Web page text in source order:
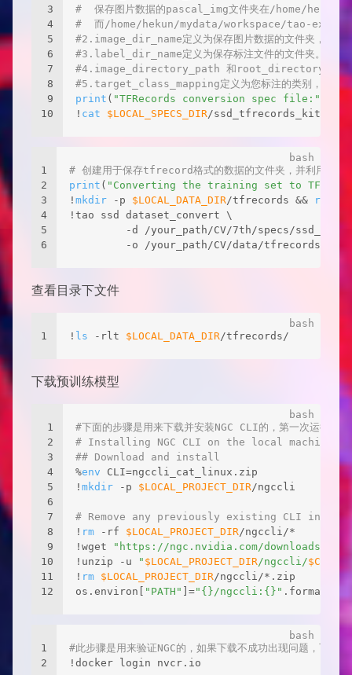
3
4
5
6
7
8
9
10
#  保存图片数据的pascal_img文件夹在/home/
#  而/home/hekun/mydata/workspace/tao-
#2.image_dir_name定义为保存图片数据的文件夹，您
#3.label_dir_name定义为保存标注文件的文件夹。
#4.image_directory_path 和root_directory_path
#5.target_class_mapping定义为您标注的类别，key为
print ( "TFRecords conversion spec file:"
! cat $LOCAL_SPECS_DIR/
1
2
3
4
5
6
# 创建用于保存tfrecord格式的数据的文件夹，并利用Tao
print ( "Converting the training set to
! mkdir -p $LOCAL_DATA_DIR/tfrecords && rm
!tao ssd dataset_convert \
-d /your_path/CV/7th/specs/
-o /your_path/CV/data/tfrecords/
查看目录下文件
1 ! ls -rlt $LOCAL_DATA_DIR/tfrecords/
下载预训练模型
1
2
3
4
5
6
7
8
9
10
11
12
#下面的步骤是用来下载并安装NGC CLI的，第一次运行的
# Installing NGC CLI on the local machine.
## Download and install
%env CLI=ngccli_cat_linux.zip
! mkdir -p $LOCAL_PROJECT_DIR/ngccli
# Remove any previously existing CLI
! rm -rf $LOCAL_PROJECT_DIR/ngccli/*
!wget
"https://ngc.nvidia.com/downloads/
!unzip -u
" $LOCAL_PROJECT_DIR/ngccli/$CLI
! rm $LOCAL_PROJECT_DIR/ngccli/*.zip
os.environ[
"PATH" ]="{}/ngccli:{}"
1
2
#此步骤是用来验证NGC的，如果下载不成功出现问题，可能
!docker login nvcr.io